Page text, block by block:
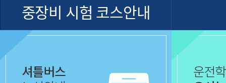
중장비 시험 코스안내